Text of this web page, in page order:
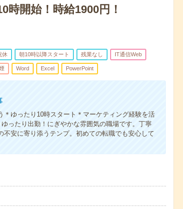
時開始！時給1900円！
休 朝10時以降スタート 残業なし IT通信Web
Word Excel PowerPoint
ゆったり10時スタート＊マーケティング経験を活
ったり出勤！にぎやかな雰囲気の職場です。丁寧
安に寄り添うテンプ。初めての転職でも安心して